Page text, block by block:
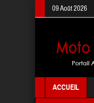
09 Août 2026
ACCUEIL